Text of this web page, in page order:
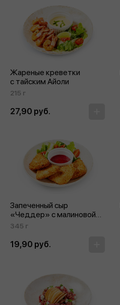
Жареные креветки
с тайским Айоли
215 г
27,90 руб.
Запеченный сыр
«Чеддер» с малиновой
горчицей
345 г
19,90 руб.